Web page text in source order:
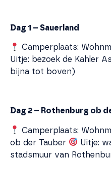
Dag 1 – Sauerland
Camperplaats:
Uitje: bezoek de Kahler
bijna tot boven)
Dag 2 – Rothenburg ob
Camperplaats:
ob der Tauber
Uitje:
stadsmuur van